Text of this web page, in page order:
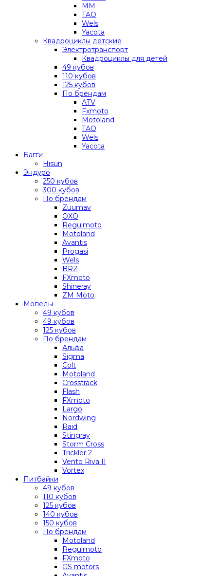
MM
TAO
Wels
Yacota
Квадроциклы детские
Электротранспорт
Квадроциклы для детей
49 кубов
110 кубов
125 кубов
По брендам
ATV
Fxmoto
Motoland
TAO
Wels
Yacota
Багги
Hisun
Эндуро
250 кубов
300 кубов
По брендам
Zuumav
OXO
Regulmoto
Motoland
Avantis
Progasi
Wels
BRZ
FXmoto
Shineray
ZM Moto
Мопеды
49 кубов
49 кубов
125 кубов
По брендам
Альфа
Sigma
Colt
Motoland
Crosstrack
Flash
FXmoto
Largo
Nordwing
Raid
Stingray
Storm Cross
Trickler 2
Vento Riva II
Vortex
Питбайки
49 кубов
110 кубов
125 кубов
140 кубов
150 кубов
По брендам
Motoland
Regulmoto
FXmoto
GS motors